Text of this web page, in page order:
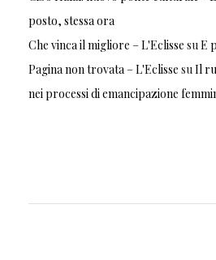
posto, stessa ora
Che vinca il migliore – L'Eclisse suE
Pagina non trovata – L'Eclisse suIl
nei processi di emancipazione